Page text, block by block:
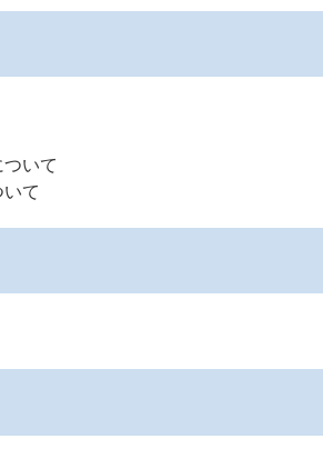
いて
て